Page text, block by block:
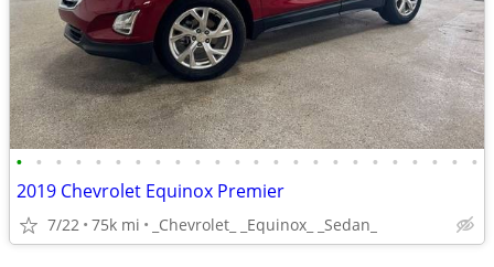
• • • • • • • • • • • • • • • • • • • • • • • •
2019 Chevrolet Equinox Premier
7/22 75k mi _Chevrolet_ _Equinox_ _Sedan_